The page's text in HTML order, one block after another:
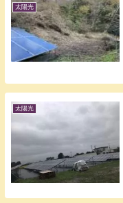
太陽光
太陽光